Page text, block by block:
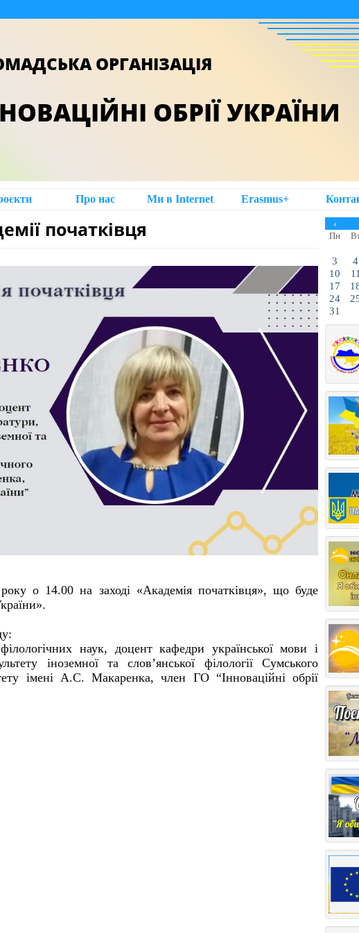
ОРГАНІЗАЦІЯ
ОБРІЇ УКРАЇНИ
Про нас Ми в Intеrnet Erasmus+
початківця
о 14.00 на заході «Академія початківця», що буде
філологічних наук, доцент кафедри української мови
і
іноземної та слов’янської філології
Сумського
імені А.С. Макаренка, член ГО “Інноваційні обрії
‹
Пн
3
4
10
11
17
24
31